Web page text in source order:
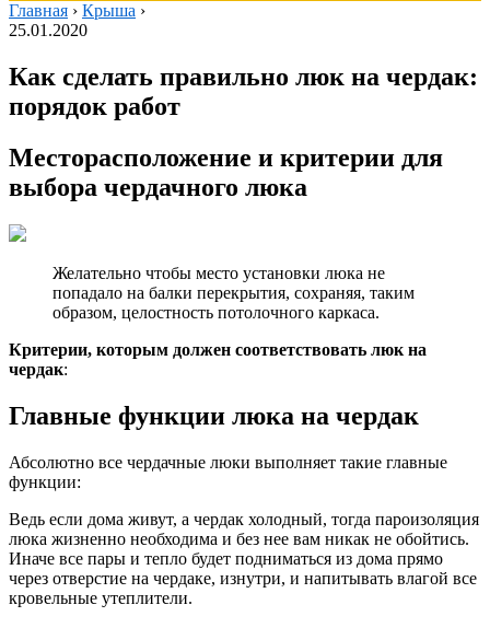
Главная › Крыша ›
25.01.2020
Как сделать правильно люк на чердак:
порядок работ
Месторасположение и критерии для
выбора чердачного люка
Желательно чтобы место установки люка не
попадало на балки перекрытия, сохраняя, таким
образом, целостность потолочного каркаса.
Критерии, которым должен соответствовать люк на
чердак:
Главные функции люка на чердак
Абсолютно все чердачные люки выполняет такие главные
функции:
Ведь если дома живут, а чердак холодный, тогда пароизоляция
люка жизненно необходима и без нее вам никак не обойтись.
Иначе все пары и тепло будет подниматься из дома прямо
через отверстие на чердаке, изнутри, и напитывать влагой все
кровельные утеплители.